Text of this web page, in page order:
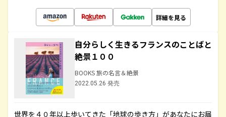
詳細を見る
自分らしく生きるフランスのことばと
絶景１００
BOOKS 旅の名言＆絶景
2022.05.26 発売
世界を４０年以上歩いてきた「地球の歩き方」があなたにお届